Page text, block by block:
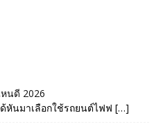
นดี 2026
นมาเลือกใช้รถยนต์ไฟฟ […]